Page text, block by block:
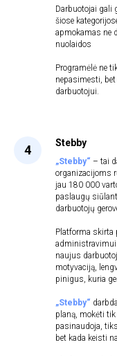
Darbuotojai gali
šiose
apmokamas ne
nuolaidos
Programėlė ne
nepasimesti,
darbuotojui.
Stebby
„Stebby“ – tai
organizacijoms
jau 180 000
paslaugų
darbuotojų
Platforma skirta
naujus
motyvaciją,
pinigus, kuria
„Stebby“
planą, mokėti
pasinaudoja,
bet kada keisti